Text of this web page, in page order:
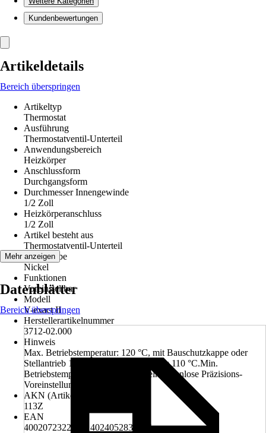
Kundenbewertungen
Artikeldetails
Bereich überspringen
Artikeltyp
Thermostat
Ausführung
Thermostatventil-Unterteil
Anwendungsbereich
Heizkörper
Anschlussform
Durchgangsform
Durchmesser Innengewinde
1/2 Zoll
Heizkörperanschluss
1/2 Zoll
Artikel besteht aus
Thermostatventil-Unterteil
Grundfarbe
Nickel
Funktionen
Voreinstellbar
Modell
V-exact II
Herstellerartikelnummer
3712-02.000
Hinweis
Max. Betriebstemperatur: 120 °C, mit Bauschutzkappe oder
Stellantrieb 100 °C, mit Pressanschluss 110 °C.Min.
Betriebstemperatur: –10 °C., RegelnStufenlose Präzisions-
VoreinstellungAbsperren
AKN (Artikelkurznummer)
113Z
EAN
4002072322437, 4024052838714
Mehr anzeigen
Datenblätter
Bereich überspringen